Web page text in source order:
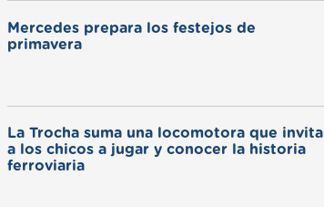
Mercedes prepara los festejos de
primavera
La Trocha suma una locomotora que invita
a los chicos a jugar y conocer la historia
ferroviaria